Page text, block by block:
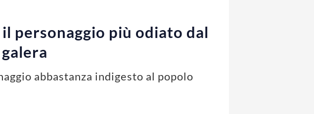
personaggio più odiato dal
abbastanza indigesto al popolo